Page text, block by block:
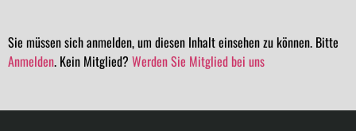
Sie müssen sich anmelden, um diesen Inhalt einsehen zu können. Bitte
Anmelden. Kein Mitglied? Werden Sie Mitglied bei uns